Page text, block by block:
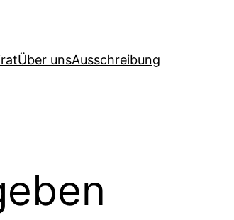
Über unsAusschreibung